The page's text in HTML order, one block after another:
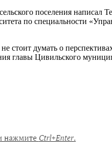
поселения написал
по специальности
стоит думать о
главы Цивильского